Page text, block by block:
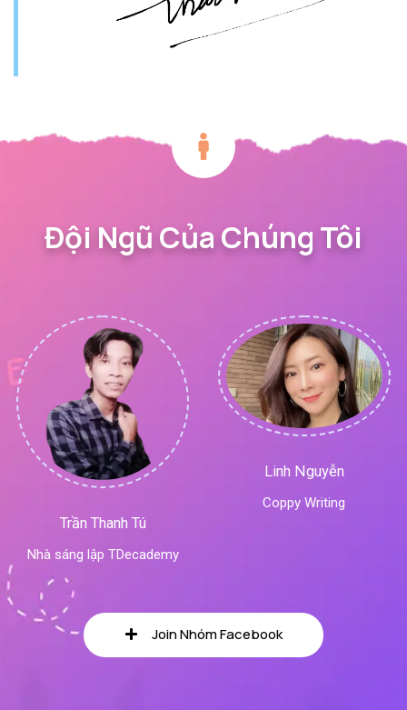
Đội Ngũ Của Chúng Tôi
Trần Thanh Tú
Nhà sáng lập TDecademy
Linh Nguyễn
Coppy Writing
Join Nhóm Facebook